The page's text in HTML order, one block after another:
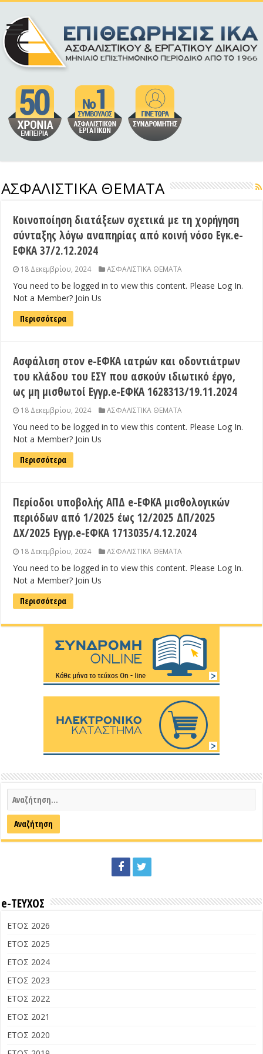
ΑΣΦΑΛΙΣΤΙΚΑ ΘΕΜΑΤΑ
Κοινοποίηση διατάξεων σχετικά με τη χορήγηση
σύνταξης λόγω αναπηρίας από κοινή νόσο Εγκ.e-
ΕΦΚΑ 37/2.12.2024
18 Δεκεμβρίου, 2024 ΑΣΦΑΛΙΣΤΙΚΑ ΘΕΜΑΤΑ
You need to be logged in to view this content. Please Log In.
Not a Member? Join Us
Περισσότερα
Ασφάλιση στον e-ΕΦΚΑ ιατρών και οδοντιάτρων
του κλάδου του ΕΣΥ που ασκούν ιδιωτικό έργο,
ως μη μισθωτοί Εγγρ.e-ΕΦΚΑ 1628313/19.11.2024
18 Δεκεμβρίου, 2024 ΑΣΦΑΛΙΣΤΙΚΑ ΘΕΜΑΤΑ
You need to be logged in to view this content. Please Log In.
Not a Member? Join Us
Περισσότερα
Περίοδοι υποβολής ΑΠΔ e-ΕΦΚΑ μισθολογικών
περιόδων από 1/2025 έως 12/2025 ΔΠ/2025
ΔΧ/2025 Εγγρ.e-ΕΦΚΑ 1713035/4.12.2024
18 Δεκεμβρίου, 2024 ΑΣΦΑΛΙΣΤΙΚΑ ΘΕΜΑΤΑ
You need to be logged in to view this content. Please Log In.
Not a Member? Join Us
Περισσότερα
e-ΤΕΥΧΟΣ
ΕΤΟΣ 2026
ΕΤΟΣ 2025
ΕΤΟΣ 2024
ΕΤΟΣ 2023
ΕΤΟΣ 2022
ΕΤΟΣ 2021
ΕΤΟΣ 2020